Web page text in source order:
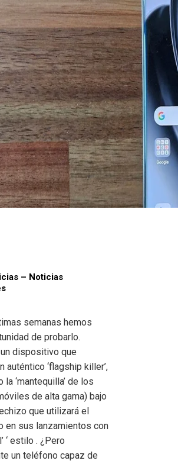
– Noticias
semanas hemos
de probarlo.
dispositivo que
auténtico ‘flagship killer’,
‘mantequilla’ de los
de alta gama) bajo
que utilizará el
en sus lanzamientos con
‘ estilo . ¿Pero
un teléfono capaz de